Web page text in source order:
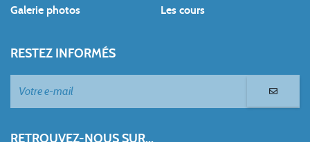
Galerie photos
Les cours
RESTEZ INFORMÉS
RETROUVEZ-NOUS SUR...